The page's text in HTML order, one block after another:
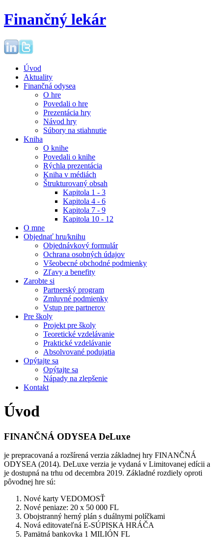
Finančný lekár
Úvod
Aktuality
Finančná odysea
O hre
Povedali o hre
Prezentácia hry
Návod hry
Súbory na stiahnutie
Kniha
O knihe
Povedali o knihe
Rýchla prezentácia
Kniha v médiách
Štrukturovaný obsah
Kapitola 1 - 3
Kapitola 4 - 6
Kapitola 7 - 9
Kapitola 10 - 12
O mne
Objednať hru/knihu
Objednávkový formulár
Ochrana osobných údajov
Všeobecné obchodné podmienky
Zľavy a benefity
Zarobte si
Partnerský program
Zmluvné podmienky
Vstup pre partnerov
Pre školy
Projekt pre školy
Teoretické vzdelávanie
Praktické vzdelávanie
Absolvované podujatia
Opýtajte sa
Opýtajte sa
Nápady na zlepšenie
Kontakt
Úvod
FINANČNÁ ODYSEA DeLuxe
je prepracovaná a rozšírená verzia základnej hry FINANČNÁ
ODYSEA (2014). DeLuxe verzia je vydaná v Limitovanej edícii a
je dostupná na trhu od decembra 2019. Základné rozdiely oproti
pôvodnej hre sú:
Nové karty VEDOMOSŤ
Nové peniaze: 20 x 50 000 FL
Obojstranný herný plán s duálnymi políčkami
Nová editovateľná E-SÚPISKA HRÁČA
Pamätná bankovka 1 MILIÓN FL